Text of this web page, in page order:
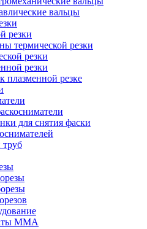
вальцы
резки
термической резки
резки
резки
плазменной резке
для снятия фаски
труб
MMA